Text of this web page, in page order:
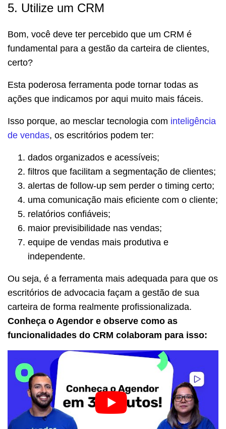
5. Utilize um CRM
Bom, você deve ter percebido que um CRM é
fundamental para a gestão da carteira de clientes,
certo?
Esta poderosa ferramenta pode tornar todas as
ações que indicamos por aqui muito mais fáceis.
Isso porque, ao mesclar tecnologia com inteligência
de vendas, os escritórios podem ter:
dados organizados e acessíveis;
filtros que facilitam a segmentação de clientes;
alertas de follow-up sem perder o timing certo;
uma comunicação mais eficiente com o cliente;
relatórios confiáveis;
maior previsibilidade nas vendas;
equipe de vendas mais produtiva e
independente.
Ou seja, é a ferramenta mais adequada para que os
escritórios de advocacia façam a gestão de sua
carteira de forma realmente profissionalizada.
Conheça o Agendor e observe como as
funcionalidades do CRM colaboram para isso: